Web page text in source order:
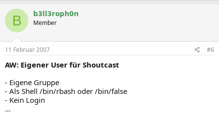
B b3ll3roph0n
Member
11 Februar 2007 #6
AW: Eigener User für Shoutcast
- Eigene Gruppe
- Als Shell /bin/rbash oder /bin/false
- Kein Login
...